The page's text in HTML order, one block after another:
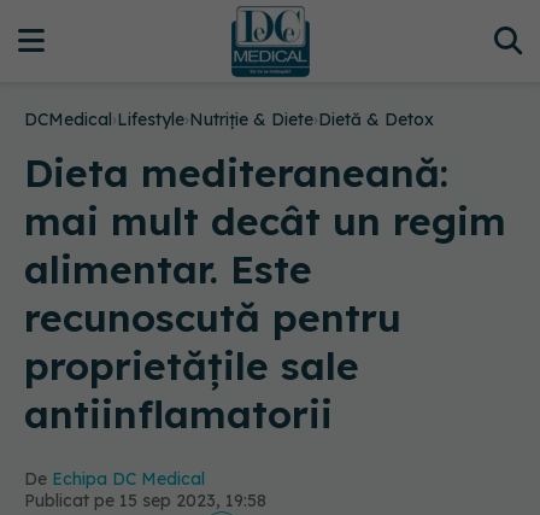
DCMedical›Lifestyle›Nutriție & Diete›Dietă & Detox
Dieta mediteraneană:
mai mult decât un regim
alimentar. Este
recunoscută pentru
proprietățile sale
antiinflamatorii
De Echipa DC Medical
Publicat pe 15 sep 2023, 19:58